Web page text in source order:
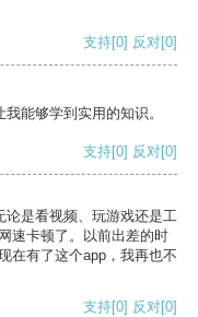
支持[0] 反对[0]
能够学到实用的知识。
支持[0] 反对[0]
论是看视频、玩游戏还是工
速卡顿了。以前出差的时
在有了这个app，我再也不
支持[0] 反对[0]